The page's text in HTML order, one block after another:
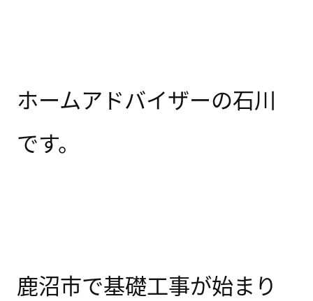
ホームアドバイザーの石川
です。
鹿沼市で基礎工事が始まり